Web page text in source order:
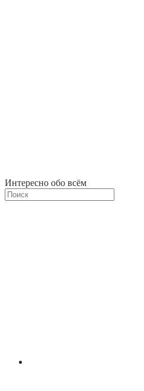
Интересно обо всём